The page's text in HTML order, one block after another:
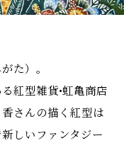
た）。
紅型雑貨•虹亀商店
さんの描く紅型は
しいファンタジー